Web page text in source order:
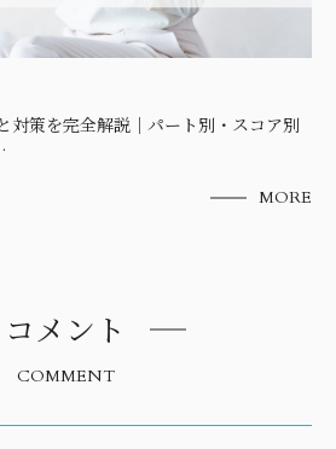
対策を完全解説｜パート別・スコア別
MORE
コメント
COMMENT